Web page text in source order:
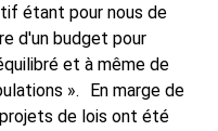
étant pour nous de
d'un budget pour
et à même de
». En marge de
de lois ont été